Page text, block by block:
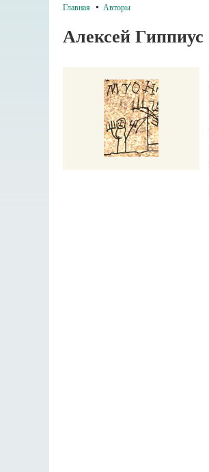
Главная Авторы
Алексей Гиппиус